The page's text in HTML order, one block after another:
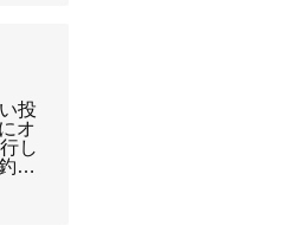
投
オ
し
…